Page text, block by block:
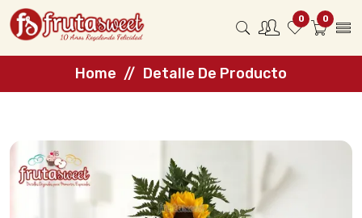
0 0
Home Detalle De Producto